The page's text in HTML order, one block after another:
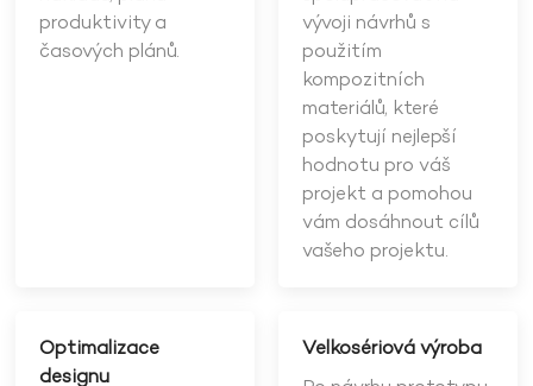
produktivity a
časových plánů.
vývoji návrhů s
použitím
kompozitních
materiálů, které
poskytují nejlepší
hodnotu pro váš
projekt a pomohou
vám dosáhnout cílů
vašeho projektu.
Optimalizace
designu
Velkosériová výroba